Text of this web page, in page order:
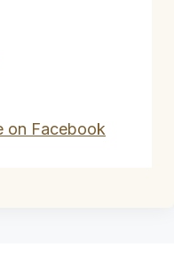
on Facebook